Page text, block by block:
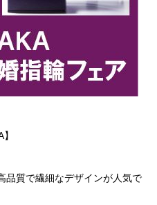
品質で繊細なデザインが人気で